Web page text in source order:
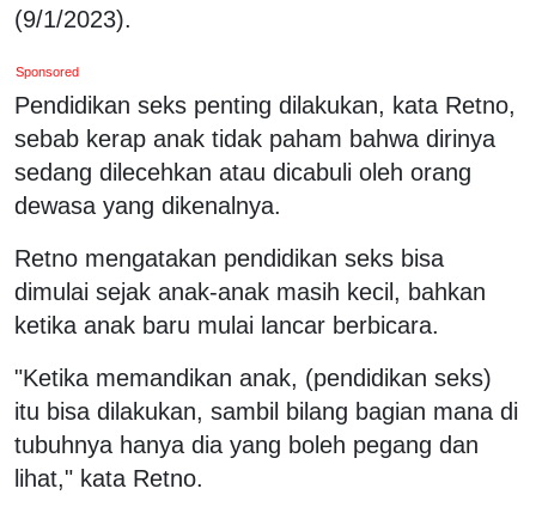
(9/1/2023).
Sponsored
Pendidikan seks penting dilakukan, kata Retno,
sebab kerap anak tidak paham bahwa dirinya
sedang dilecehkan atau dicabuli oleh orang
dewasa yang dikenalnya.
Retno mengatakan pendidikan seks bisa
dimulai sejak anak-anak masih kecil, bahkan
ketika anak baru mulai lancar berbicara.
"Ketika memandikan anak, (pendidikan seks)
itu bisa dilakukan, sambil bilang bagian mana di
tubuhnya hanya dia yang boleh pegang dan
lihat," kata Retno.